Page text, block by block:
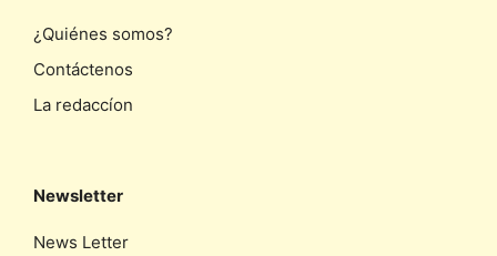
¿Quiénes somos?
Contáctenos
La redaccíon
Newsletter
News Letter